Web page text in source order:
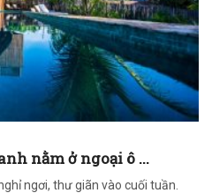
nằm ở ngoại ô ...
ngơi, thư giãn vào cuối tuần.